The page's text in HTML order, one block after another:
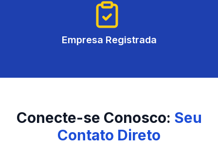
Empresa Registrada
Conecte-se Conosco: Seu
Contato Direto